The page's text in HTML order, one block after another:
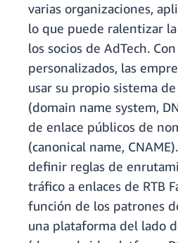
varias organizaciones,
lo que puede ralentizar
los socios de AdTech.
personalizados, las
usar su propio sistema
(domain name system,
de enlace públicos de
(canonical name,
definir reglas de
tráfico a enlaces de RTB
función de los patrones
una plataforma del lado